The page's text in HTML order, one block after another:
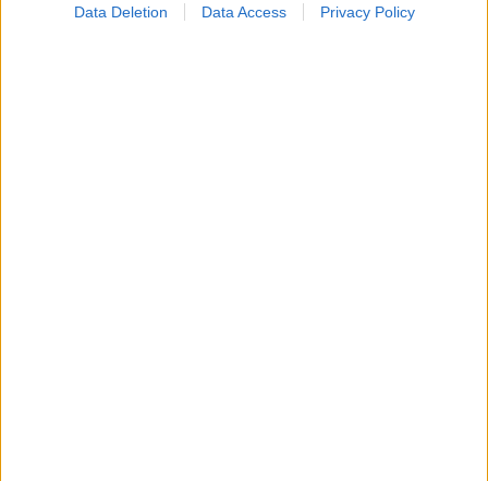
Data Deletion Data Access Privacy Policy